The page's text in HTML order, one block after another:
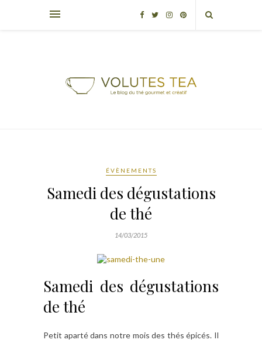
ÉVÈNEMENTS
Samedi des dégustations
de thé
14/03/2015
Samedi des dégustations
de thé
Petit aparté dans notre mois des thés épicés. Il